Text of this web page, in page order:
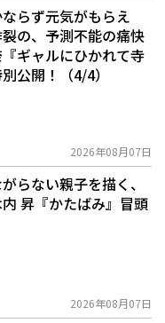
らず元気がもらえ
の、予測不能の痛快
ギャルにひかれて寺
公開！（4/4）
2026年08月07日
らない親子を描く、
内 昇『かたばみ』冒頭
2026年08月07日